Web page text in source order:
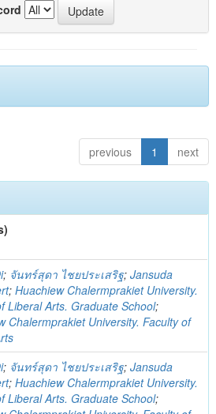
previous 1 next
; จันทร์สุดา ไชยประเสริฐ;Jansuda
;Huachiew Chalermprakiet University.
Liberal Arts. Graduate School;
Chalermprakiet University. Faculty of
; จันทร์สุดา ไชยประเสริฐ;Jansuda
;Huachiew Chalermprakiet University.
Liberal Arts. Graduate School;